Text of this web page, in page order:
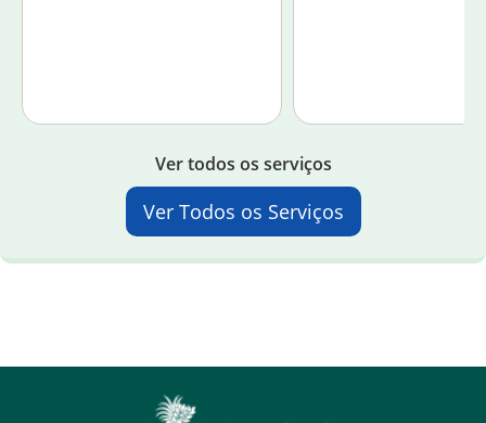
Ver todos os serviços
Ver Todos os Serviços